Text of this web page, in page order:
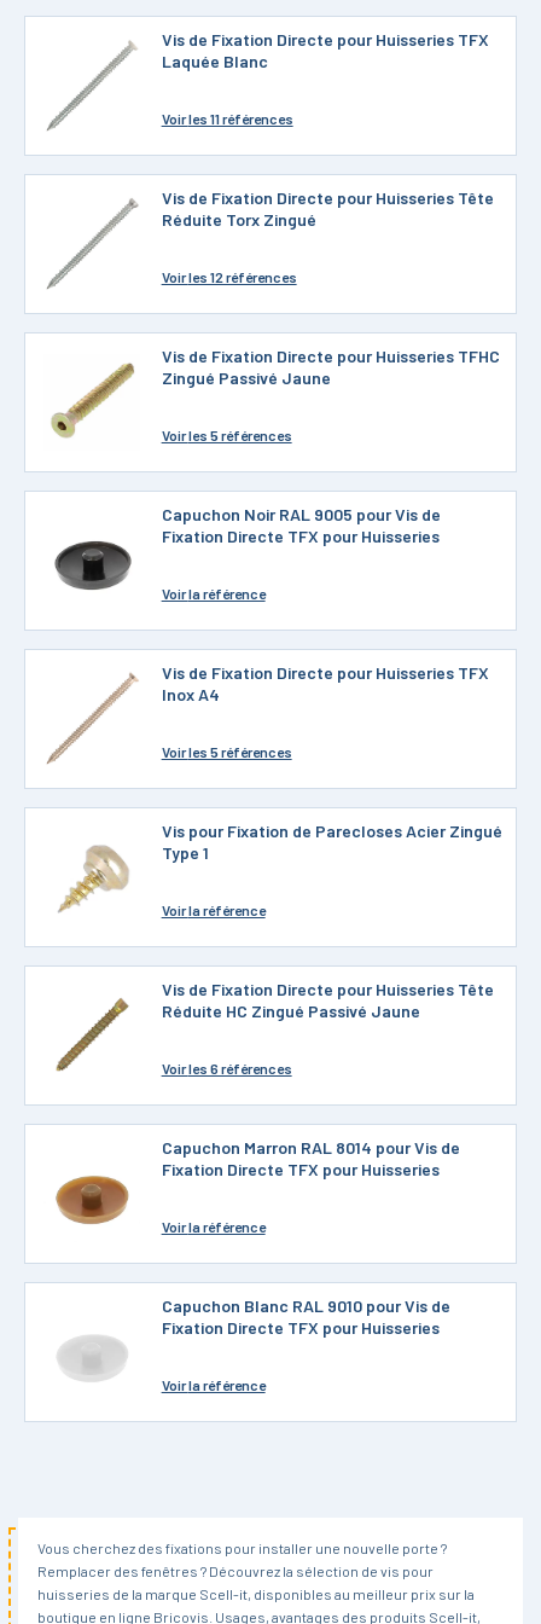
Vis de Fixation Directe pour Huisseries TFX
Laquée Blanc
Voirles 11 références
Vis de Fixation Directe pour Huisseries Tête
Réduite Torx Zingué
Voirles 12 références
Vis de Fixation Directe pour Huisseries TFHC
Zingué Passivé Jaune
Voirles 5 références
Capuchon Noir RAL 9005 pour Vis de
Fixation Directe TFX pour Huisseries
Voirla référence
Vis de Fixation Directe pour Huisseries TFX
Inox A4
Voirles 5 références
Vis pour Fixation de Parecloses Acier Zingué
Type 1
Voirla référence
Vis de Fixation Directe pour Huisseries Tête
Réduite HC Zingué Passivé Jaune
Voirles 6 références
Capuchon Marron RAL 8014 pour Vis de
Fixation Directe TFX pour Huisseries
Voirla référence
Capuchon Blanc RAL 9010 pour Vis de
Fixation Directe TFX pour Huisseries
Voirla référence
Vous cherchez des fixations pour installer une nouvelle porte ?
Remplacer des fenêtres ? Découvrez la sélection de vis pour
huisseries de la marque Scell-it, disponibles au meilleur prix sur la
boutique en ligne Bricovis. Usages, avantages des produits Scell-it,